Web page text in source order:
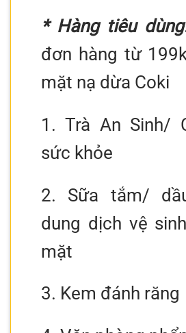
* Hàng tiêu
đơn hàng từ
mặt nạ dừa Coki
1. Trà An Sinh/
sức khỏe
2. Sữa tắm/
dung dịch vệ
mặt
3. Kem đánh răng